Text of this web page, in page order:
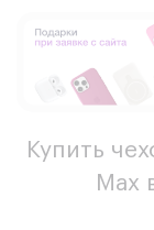
Купить
Max